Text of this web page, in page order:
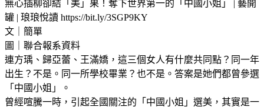
無心插柳卻結「美」果！奪下世界第一的「中國小姐」 | 藝開
罐 | 琅琅悅讀 https://bit.ly/3SGP9KY
文｜簡單
圖｜聯合報系資料
連方瑀、歸亞蕾、王滿嬌，這三個女人有什麼共同點？同一年
出生？不是。同一所學校畢業？也不是。答案是她們都曾參選
「中國小姐」。
曾經喧騰一時，引起全國關注的「中國小姐」選美，其實是一